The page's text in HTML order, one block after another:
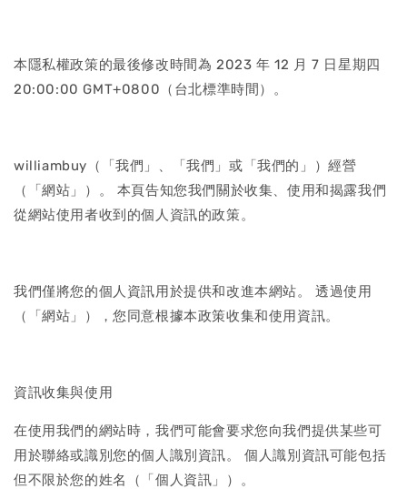
本隱私權政策的最後修改時間為 2023 年 12 月 7 日星期四
20:00:00 GMT+0800（台北標準時間）。
williambuy（「我們」、「我們」或「我們的」）經營
（「網站」）。 本頁告知您我們關於收集、使用和揭露我們
從網站使用者收到的個人資訊的政策。
我們僅將您的個人資訊用於提供和改進本網站。 透過使用
（「網站」），您同意根據本政策收集和使用資訊。
資訊收集與使用
在使用我們的網站時，我們可能會要求您向我們提供某些可
用於聯絡或識別您的個人識別資訊。 個人識別資訊可能包括
但不限於您的姓名（「個人資訊」）。